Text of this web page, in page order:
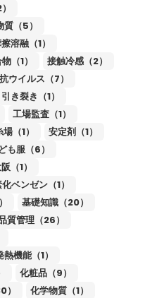
（5）
溶融（1）
（1）
接触冷感（2）
抗ウイルス（7）
引き裂き（1）
工場監査（1）
（1）
安定剤（1）
も服（6）
（1）
ベンゼン（1）
基礎知識（20）
質管理（26）
機能（1）
化粧品（9）
化学物質（1）